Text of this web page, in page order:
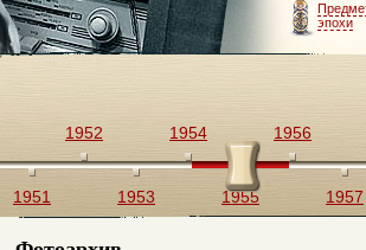
эпохи
1951
1952
1953
1954
1955
1956
1957